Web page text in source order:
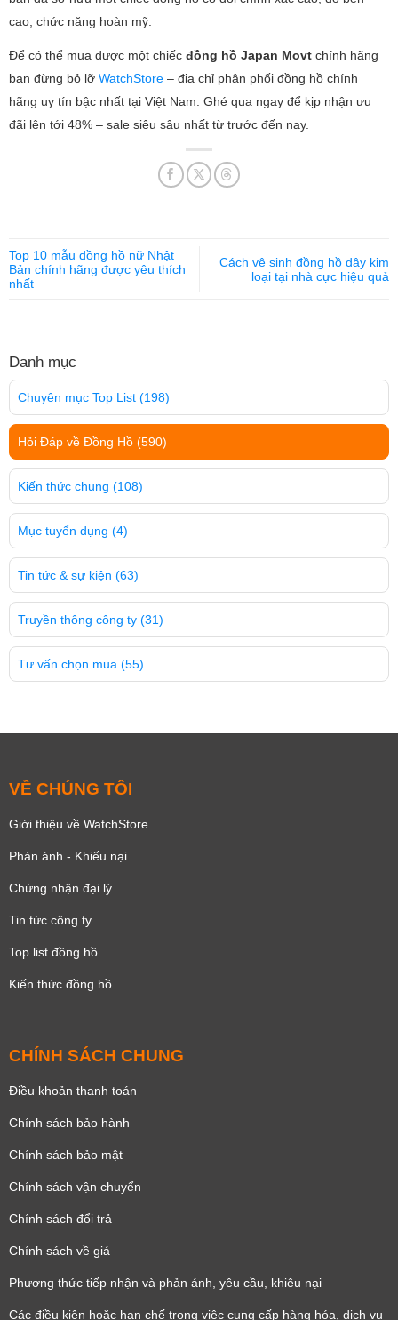
cao, chức năng hoàn mỹ.
Để có thể mua được một chiếc đồng hồ Japan Movt chính hãng
bạn đừng bỏ lỡ WatchStore – địa chỉ phân phối đồng hồ chính
hãng uy tín bậc nhất tại Việt Nam. Ghé qua ngay để kịp nhận ưu
đãi lên tới 48% – sale siêu sâu nhất từ trước đến nay.
Top 10 mẫu đồng hồ nữ Nhật
Bản chính hãng được yêu thích
nhất
Cách vệ sinh đồng hồ dây kim
loại tại nhà cực hiệu quả
Danh mục
Chuyên mục Top List (198)
Hỏi Đáp về Đồng Hồ (590)
Kiến thức chung (108)
Mục tuyển dụng (4)
Tin tức & sự kiện (63)
Truyền thông công ty (31)
Tư vấn chọn mua (55)
VỀ CHÚNG TÔI
Giới thiệu về WatchStore
Phản ánh - Khiếu nại
Chứng nhận đại lý
Tin tức công ty
Top list đồng hồ
Kiến thức đồng hồ
CHÍNH SÁCH CHUNG
Điều khoản thanh toán
Chính sách bảo hành
Chính sách bảo mật
Chính sách vận chuyển
Chính sách đổi trả
Chính sách về giá
Phương thức tiếp nhận và phản ánh, yêu cầu, khiêu nại
Các điều kiện hoặc hạn chế trong việc cung cấp hàng hóa, dịch vụ